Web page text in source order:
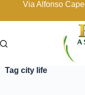
Via Alfonso
Tag city life